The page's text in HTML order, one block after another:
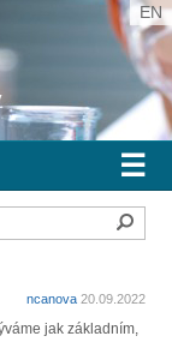
EN
☰
ncanova20.09.2022
jak základním,